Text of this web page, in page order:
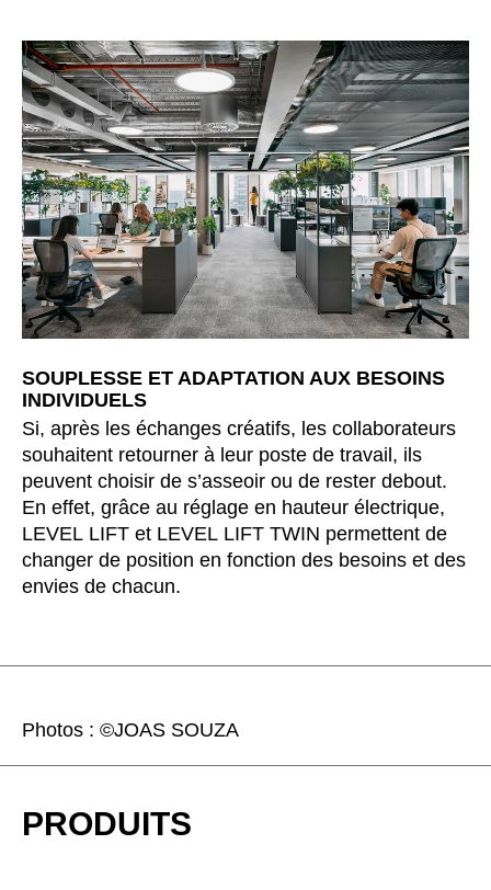
SOUPLESSE ET ADAPTATION AUX BESOINS
INDIVIDUELS
Si, après les échanges créatifs, les collaborateurs
souhaitent retourner à leur poste de travail, ils
peuvent choisir de s’asseoir ou de rester debout.
En effet, grâce au réglage en hauteur électrique,
LEVEL LIFT et LEVEL LIFT TWIN permettent de
changer de position en fonction des besoins et des
envies de chacun.
Photos : ©JOAS SOUZA
PRODUITS